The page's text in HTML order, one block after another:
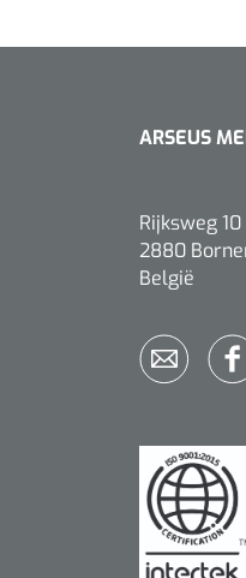
ARSEUS
Rijksweg 10
2880
België